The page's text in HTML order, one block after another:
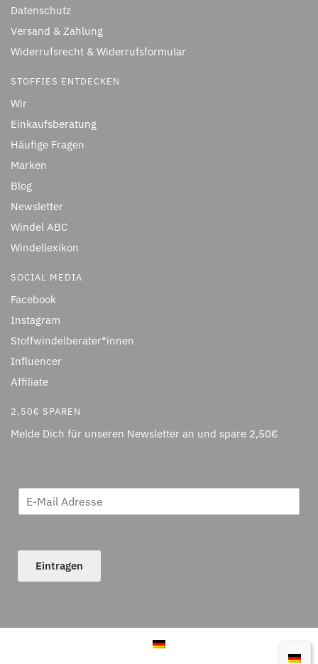
Datenschutz
Versand & Zahlung
Widerrufsrecht & Widerrufsformular
STOFFIES ENTDECKEN
Wir
Einkaufsberatung
Häufige Fragen
Marken
Blog
Newsletter
Windel ABC
Windellexikon
SOCIAL MEDIA
Facebook
Instagram
Stoffwindelberater*innen
Influencer
Affiliate
2,50€ SPAREN
Melde Dich für unseren Newsletter an und spare 2,50€
Eintragen